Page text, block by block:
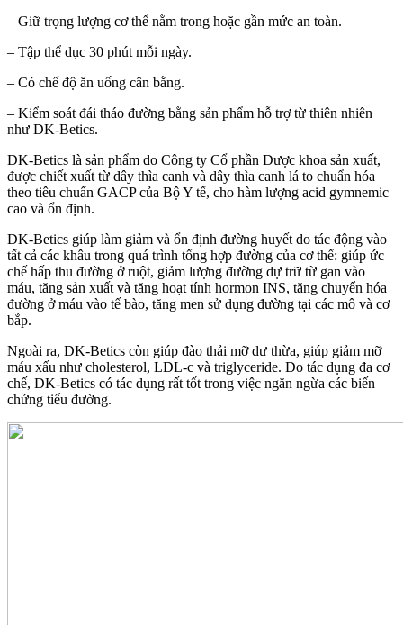
– Giữ trọng lượng cơ thể nằm trong hoặc gần mức an toàn.
– Tập thể dục 30 phút mỗi ngày.
– Có chế độ ăn uống cân bằng.
– Kiểm soát đái tháo đường bằng sản phẩm hỗ trợ từ thiên nhiên
như DK-Betics.
DK-Betics là sản phẩm do Công ty Cổ phần Dược khoa sản xuất,
được chiết xuất từ dây thìa canh và dây thìa canh lá to chuẩn hóa
theo tiêu chuẩn GACP của Bộ Y tế, cho hàm lượng acid gymnemic
cao và ổn định.
DK-Betics giúp làm giảm và ổn định đường huyết do tác động vào
tất cả các khâu trong quá trình tổng hợp đường của cơ thể: giúp ức
chế hấp thu đường ở ruột, giảm lượng đường dự trữ từ gan vào
máu, tăng sản xuất và tăng hoạt tính hormon INS, tăng chuyển hóa
đường ở máu vào tế bào, tăng men sử dụng đường tại các mô và cơ
bắp.
Ngoài ra, DK-Betics còn giúp đào thải mỡ dư thừa, giúp giảm mỡ
máu xấu như cholesterol, LDL-c và triglyceride. Do tác dụng đa cơ
chế, DK-Betics có tác dụng rất tốt trong việc ngăn ngừa các biến
chứng tiểu đường.